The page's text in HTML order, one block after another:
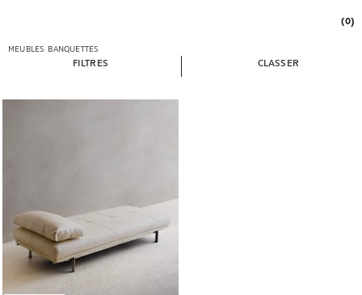
(0)
MEUBLES BANQUETTES
FILTRES CLASSER
Image changée en 1 de 7